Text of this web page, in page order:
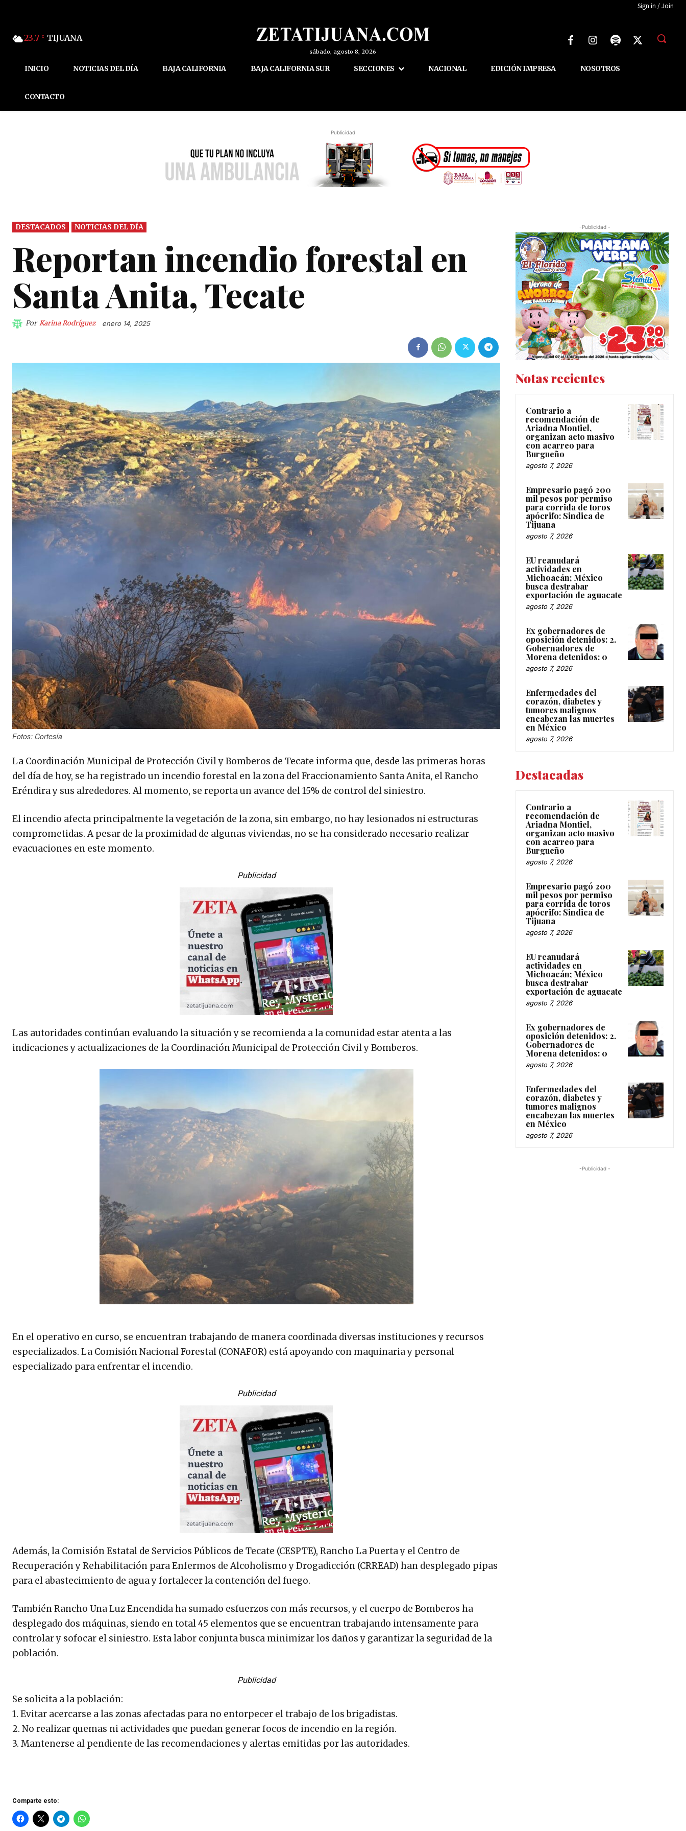
Sign in / Join
23.7 C TIJUANA
sábado, agosto 8, 2026
INICIO NOTICIAS DEL DÍA BAJA CALIFORNIA BAJA CALIFORNIA SUR SECCIONES NACIONAL EDICIÓN IMPRESA NOSOTROS
CONTACTO
Publicidad
DESTACADOS NOTICIAS DEL DÍA
Reportan incendio forestal en
Santa Anita, Tecate
Por Karina Rodríguez enero 14, 2025
Fotos: Cortesía
La Coordinación Municipal de Protección Civil y Bomberos de Tecate informa que, desde las primeras horas
del día de hoy, se ha registrado un incendio forestal en la zona del Fraccionamiento Santa Anita, el Rancho
Eréndira y sus alrededores. Al momento, se reporta un avance del 15% de control del siniestro.
El incendio afecta principalmente la vegetación de la zona, sin embargo, no hay lesionados ni estructuras
comprometidas. A pesar de la proximidad de algunas viviendas, no se ha considerado necesario realizar
evacuaciones en este momento.
Publicidad
Las autoridades continúan evaluando la situación y se recomienda a la comunidad estar atenta a las
indicaciones y actualizaciones de la Coordinación Municipal de Protección Civil y Bomberos.
En el operativo en curso, se encuentran trabajando de manera coordinada diversas instituciones y recursos
especializados. La Comisión Nacional Forestal (CONAFOR) está apoyando con maquinaria y personal
especializado para enfrentar el incendio.
Publicidad
Además, la Comisión Estatal de Servicios Públicos de Tecate (CESPTE), Rancho La Puerta y el Centro de
Recuperación y Rehabilitación para Enfermos de Alcoholismo y Drogadicción (CRREAD) han desplegado pipas
para el abastecimiento de agua y fortalecer la contención del fuego.
También Rancho Una Luz Encendida ha sumado esfuerzos con más recursos, y el cuerpo de Bomberos ha
desplegado dos máquinas, siendo en total 45 elementos que se encuentran trabajando intensamente para
controlar y sofocar el siniestro. Esta labor conjunta busca minimizar los daños y garantizar la seguridad de la
población.
Publicidad
Se solicita a la población:
1. Evitar acercarse a las zonas afectadas para no entorpecer el trabajo de los brigadistas.
2. No realizar quemas ni actividades que puedan generar focos de incendio en la región.
3. Mantenerse al pendiente de las recomendaciones y alertas emitidas por las autoridades.
Comparte esto:
-Publicidad -
Notas recientes
Contrario a
recomendación de
Ariadna Montiel,
organizan acto masivo
con acarreo para
Burgueño
agosto 7, 2026
Empresario pagó 200
mil pesos por permiso
para corrida de toros
apócrifo: Sindica de
Tijuana
agosto 7, 2026
EU reanudará
actividades en
Michoacán; México
busca destrabar
exportación de aguacate
agosto 7, 2026
Ex gobernadores de
oposición detenidos: 2.
Gobernadores de
Morena detenidos: 0
agosto 7, 2026
Enfermedades del
corazón, diabetes y
tumores malignos
encabezan las muertes
en México
agosto 7, 2026
Destacadas
Contrario a
recomendación de
Ariadna Montiel,
organizan acto masivo
con acarreo para
Burgueño
agosto 7, 2026
Empresario pagó 200
mil pesos por permiso
para corrida de toros
apócrifo: Sindica de
Tijuana
agosto 7, 2026
EU reanudará
actividades en
Michoacán; México
busca destrabar
exportación de aguacate
agosto 7, 2026
Ex gobernadores de
oposición detenidos: 2.
Gobernadores de
Morena detenidos: 0
agosto 7, 2026
Enfermedades del
corazón, diabetes y
tumores malignos
encabezan las muertes
en México
agosto 7, 2026
-Publicidad -